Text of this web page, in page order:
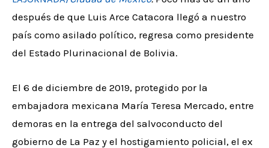
después de que Luis Arce Catacora llegó a nuestro
país como asilado político, regresa como presidente
del Estado Plurinacional de Bolivia.
El 6 de diciembre de 2019, protegido por la
embajadora mexicana María Teresa Mercado, entre
demoras en la entrega del salvoconducto del
gobierno de La Paz y el hostigamiento policial, el ex